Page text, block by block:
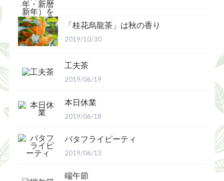
「桂花烏龍茶」は秋の香り
2019/10/30
工夫茶
2019/06/19
本日休業
2019/06/18
バタフライピーティ
2019/06/13
端午節